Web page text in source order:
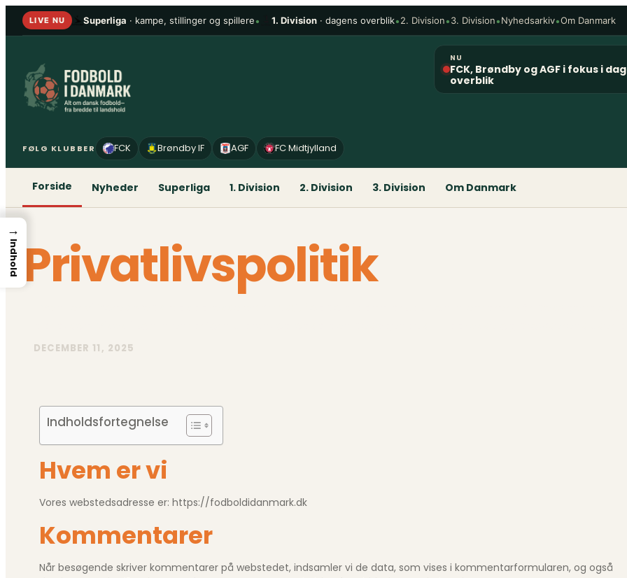
Spring
LIVE NU Superliga · kampe, stillinger og spillere• 1. Division · dagens overblik•2. Division•3. Division•Nyhedsarkiv•Om Danmark
NU
FCK, Brøndby og AGF i fokus i
overblik
FØLG KLUBBER FCK Brøndby IF AGF FC Midtjylland
Forside Nyheder Superliga 1. Division 2. Division 3. Division Om Danmark
Privatlivspolitik
DECEMBER 11, 2025
Indholdsfortegnelse
Hvem er vi
Vores webstedsadresse er: https://fodboldidanmark.dk
Kommentarer
Når besøgende skriver kommentarer på webstedet, indsamler vi de data, som vises i kommentarformularen, og også
→
Indhold